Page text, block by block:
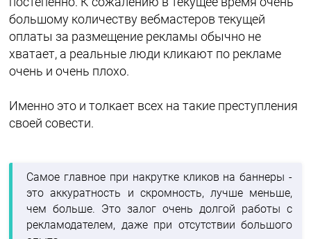
большому количеству вебмастеров текущей
оплаты за размещение рекламы обычно не
хватает, а реальные люди кликают по рекламе
очень и очень плохо.
Именно это и толкает всех на такие преступления
своей совести.
Самое главное при накрутке кликов на баннеры -
это аккуратность и скромность, лучше меньше,
чем больше. Это залог очень долгой работы с
рекламодателем, даже при отсутствии большого